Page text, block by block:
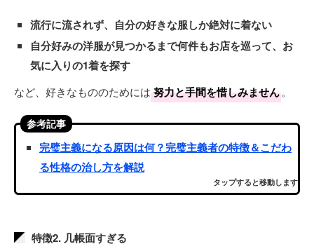
流行に流されず、自分の好きな服しか絶対に着ない
自分好みの洋服が見つかるまで何件もお店を巡って、お
気に入りの1着を探す
など、好きなもののためには 努力と手間を惜しみません。
参考記事
完璧主義になる原因は何？完璧主義者の特徴＆こだわ
る性格の治し方を解説
タップすると移動します
特徴2. 几帳面すぎる